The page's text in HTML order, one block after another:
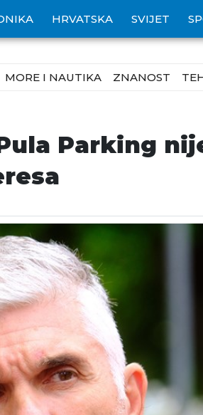
HRVATSKA SVIJET
MORE I NAUTIKA ZNANOST
Parking